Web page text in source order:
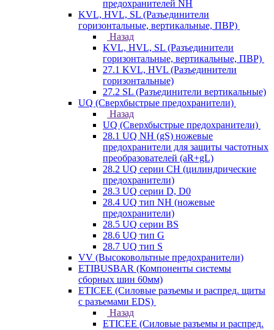
предохранителей NH
KVL, HVL, SL (Разъединители
горизонтальные, вертикальные, ПВР)
Назад
KVL, HVL, SL (Разъединители
горизонтальные, вертикальные, ПВР)
27.1 KVL, HVL (Разъединители
горизонтальные)
27.2 SL (Разъединители вертикальные)
UQ (Сверхбыстрые предохранители)
Назад
UQ (Сверхбыстрые предохранители)
28.1 UQ NH (gS) ножевые
предохранители для защиты частотных
преобразователей (aR+gL)
28.2 UQ серии CH (цилиндрические
предохранители)
28.3 UQ серии D, D0
28.4 UQ тип NH (ножевые
предохранители)
28.5 UQ серии BS
28.6 UQ тип G
28.7 UQ тип S
VV (Высоковольтные предохранители)
ETIBUSBAR (Компоненты системы
сборных шин 60мм)
ETICEE (Силовые разъемы и распред. щиты
с разъемами EDS)
Назад
ETICEE (Силовые разъемы и распред.